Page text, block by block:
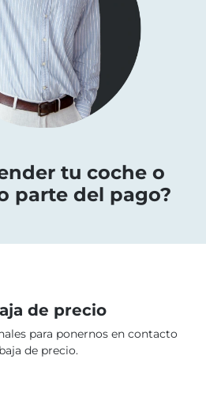
tu coche o
parte del pago?
de precio
para ponernos en contacto
de precio.